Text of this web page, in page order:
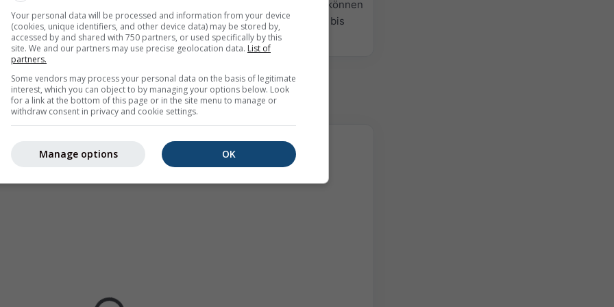
USA, Europa, Australien). Nieselregen oder leichter Schneefall können
Die Niederschlagsintensitätist farbcodiert und reicht von hellblau bis
für 46.92°N 8.88°O
Your personal data will be processed and information from your device
(cookies, unique identifiers, and other device data) may be stored by,
accessed by and shared with 750 partners, or used specifically by this
site. We and our partners may use precise geolocation data. List of
partners.
Some vendors may process your personal data on the basis of legitimate
interest, which you can object to by managing your options below. Look
for a link at the bottom of this page or in the site menu to manage or
withdraw consent in privacy and cookie settings.
OK
Manage options